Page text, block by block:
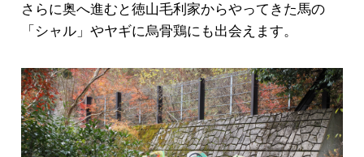
さらに奥へ進むと徳山毛利家からやってきた馬の
「シャル」やヤギに烏骨鶏にも出会えます。